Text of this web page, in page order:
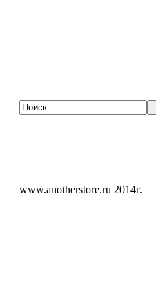
www.anotherstore.ru 2014г.